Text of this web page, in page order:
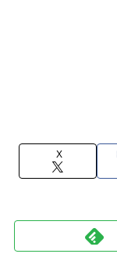
X